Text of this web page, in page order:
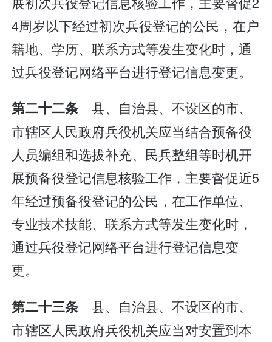
4周岁以下经过初次兵役登记的公民，在户
籍地、学历、联系方式等发生变化时，通
过兵役登记网络平台进行登记信息变更。
第二十二条 县、自治县、不设区的市、
市辖区人民政府兵役机关应当结合预备役
人员编组和选拔补充、民兵整组等时机开
展预备役登记信息核验工作，主要督促近5
年经过预备役登记的公民，在工作单位、
专业技术技能、联系方式等发生变化时，
通过兵役登记网络平台进行登记信息变
更。
第二十三条 县、自治县、不设区的市、
市辖区人民政府兵役机关应当对安置到本